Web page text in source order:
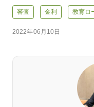
審査 金利 教育ロ
2022年06月10日